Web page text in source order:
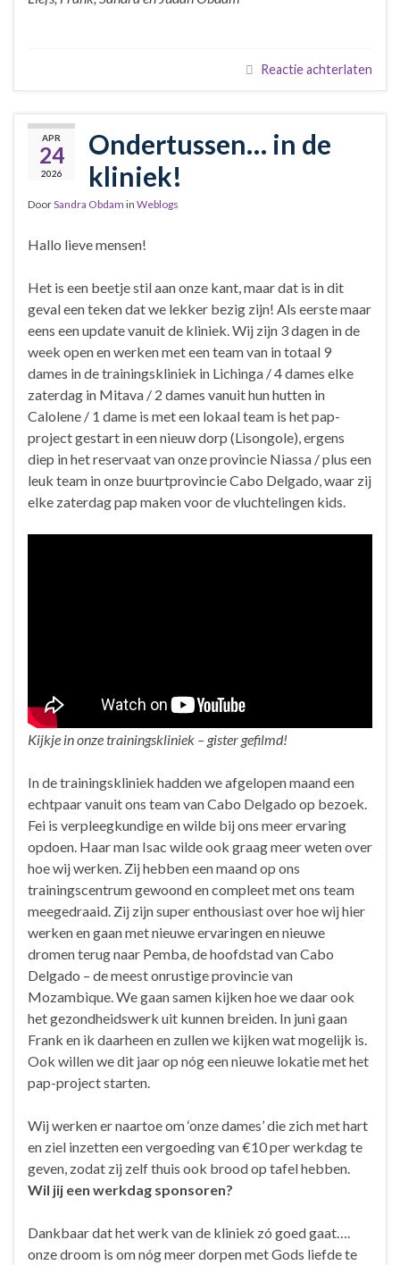
Reactie achterlaten
APR
24
2026
Ondertussen… in de
kliniek!
DoorSandra Obdam in Weblogs
Hallo lieve mensen!
Het is een beetje stil aan onze kant, maar dat is in dit
geval een teken dat we lekker bezig zijn! Als eerste maar
eens een update vanuit de kliniek. Wij zijn 3 dagen in de
week open en werken met een team van in totaal 9
dames in de trainingskliniek in Lichinga / 4 dames elke
zaterdag in Mitava / 2 dames vanuit hun hutten in
Calolene / 1 dame is met een lokaal team is het pap-
project gestart in een nieuw dorp (Lisongole), ergens
diep in het reservaat van onze provincie Niassa / plus een
leuk team in onze buurtprovincie Cabo Delgado, waar zij
elke zaterdag pap maken voor de vluchtelingen kids.
Kijkje in onze trainingskliniek – gister gefilmd!
In de trainingskliniek hadden we afgelopen maand een
echtpaar vanuit ons team van Cabo Delgado op bezoek.
Fei is verpleegkundige en wilde bij ons meer ervaring
opdoen. Haar man Isac wilde ook graag meer weten over
hoe wij werken. Zij hebben een maand op ons
trainingscentrum gewoond en compleet met ons team
meegedraaid. Zij zijn super enthousiast over hoe wij hier
werken en gaan met nieuwe ervaringen en nieuwe
dromen terug naar Pemba, de hoofdstad van Cabo
Delgado – de meest onrustige provincie van
Mozambique. We gaan samen kijken hoe we daar ook
het gezondheidswerk uit kunnen breiden. In juni gaan
Frank en ik daarheen en zullen we kijken wat mogelijk is.
Ook willen we dit jaar op nóg een nieuwe lokatie met het
pap-project starten.
Wij werken er naartoe om ‘onze dames’ die zich met hart
en ziel inzetten een vergoeding van €10 per werkdag te
geven, zodat zij zelf thuis ook brood op tafel hebben.
Wil jij een werkdag sponsoren?
Dankbaar dat het werk van de kliniek zó goed gaat….
onze droom is om nóg meer dorpen met Gods liefde te